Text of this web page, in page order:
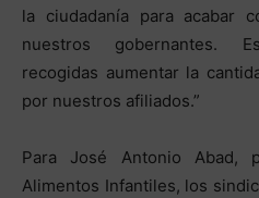
la ciudadanía para acabar
nuestros gobernantes.
recogidas aumentar la
por nuestros afiliados.”
Para José Antonio Abad,
Alimentos Infantiles, los